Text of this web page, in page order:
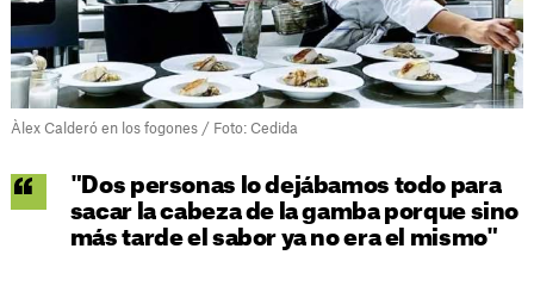
Àlex Calderó en los fogones / Foto: Cedida
"Dos personas lo dejábamos todo para
sacar la cabeza de la gamba porque sino
más tarde el sabor ya no era el mismo"